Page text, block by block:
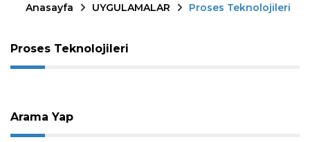
Anasayfa UYGULAMALAR Proses Teknolojileri
Proses Teknolojileri
Arama Yap